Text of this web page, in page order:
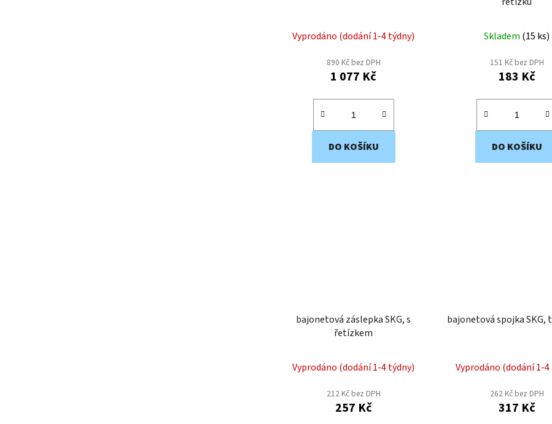
Vyprodáno (dodání 1-4 týdny)
890 Kč bez DPH
1 077 Kč
DO KOŠÍKU
Skladem (15 ks)
151 Kč bez DPH
183 Kč
DO KOŠÍKU
bajonetová záslepka SKG, s
řetízkem
Vyprodáno (dodání 1-4 týdny)
212 Kč bez DPH
257 Kč
bajonetová spojka SKG,
Vyprodáno (dodání 1-
262 Kč bez DPH
317 Kč